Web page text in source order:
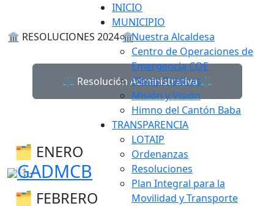
GADMCB
INICIO
MUNICIPIO
Nuestra Alcaldesa
Centro de Operaciones de
Emergencia COE
Obras Públicas
Misión y Visión
Himno del Cantón Baba
TRANSPARENCIA
LOTAIP
Ordenanzas
Resoluciones
Plan Integral para la
Movilidad y Transporte
🏛️ RESOLUCIONES 2024 🏛️
⚖️ Resolución Administrativa ⚖️
🗂 ENERO
📑 -
🗂 FEBRERO